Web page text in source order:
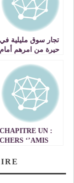
تجار سوق مليلية في
حيرة من امرهم أمام
ظل غياب اي اتفاق
او تنسيق مع
السلطات المعنية
Video
CHAPITRE UN :
CHERS ‘’AMIS
BONJOUR !